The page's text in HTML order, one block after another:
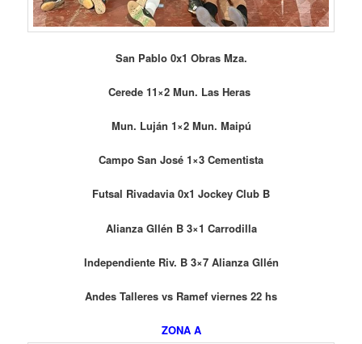
San Pablo 0x1 Obras Mza.
Cerede 11×2 Mun. Las Heras
Mun. Luján 1×2 Mun. Maipú
Campo San José 1×3 Cementista
Futsal Rivadavia 0x1 Jockey Club B
Alianza Gllén B 3×1 Carrodilla
Independiente Riv. B 3×7 Alianza Gllén
Andes Talleres vs Ramef viernes 22 hs
ZONA A